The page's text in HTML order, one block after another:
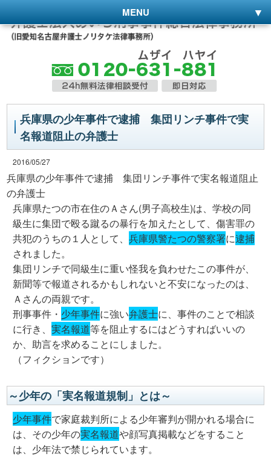
MENU
兵庫県の少年事件で逮捕 集団リンチ事件で実
名報道阻止の弁護士
2016/05/27
兵庫県の少年事件で逮捕 集団リンチ事件で実名報道阻止
の弁護士
兵庫県たつの市在住のＡさん(男子高校生)は、学校の同
級生に集団で殴る蹴るの暴行を加えたとして、傷害罪の
共犯のうちの１人として、兵庫県警たつの警察署に逮捕
されました。
集団リンチで同級生に重い怪我を負わせたこの事件が、
新聞等で報道されるかもしれないと不安になったのは、
Ａさんの両親です。
刑事事件・ 少年事件に強い弁護士に、事件のことで相談
に行き、実名報道等を阻止するにはどうすればいいの
か、助言を求めることにしました。
（フィクションです）
～少年の「実名報道規制」とは～
少年事件で家庭裁判所による少年審判が開かれる場合に
は、その少年の実名報道や顔写真掲載などをすること
は、少年法で禁じられています。